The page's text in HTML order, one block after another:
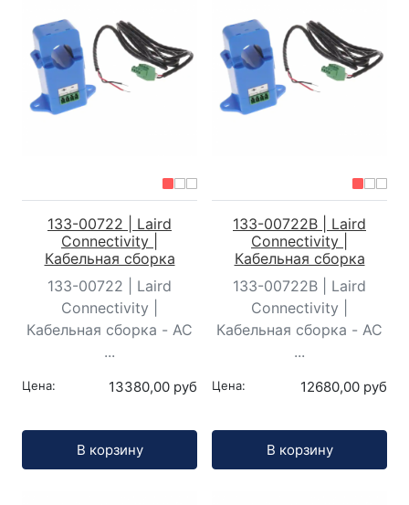
133-00722 | Laird
Connectivity |
Кабельная сборка
133-00722 | Laird
Connectivity |
Кабельная сборка - AC
...
Цена: 13380,00 руб
В корзину
133-00722B | Laird
Connectivity |
Кабельная сборка
133-00722B | Laird
Connectivity |
Кабельная сборка - AC
...
Цена: 12680,00 руб
В корзину